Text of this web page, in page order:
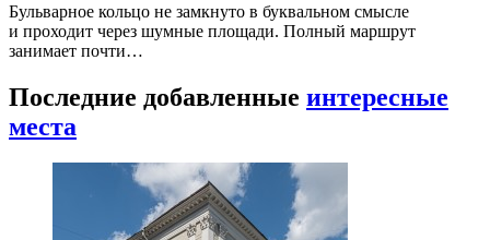
Бульварное кольцо не замкнуто в буквальном смысле
и проходит через шумные площади. Полный маршрут
занимает почти…
Последние добавленные интересные
места